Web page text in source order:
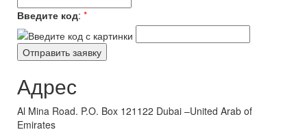
Введите код: *
Адрес
Al Mina Road. P.O. Box 121122 Dubai –United Arab of
Emirates